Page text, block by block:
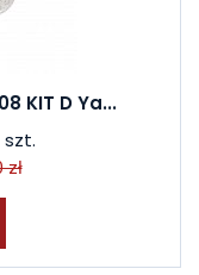
KIT D Ya...
szt.